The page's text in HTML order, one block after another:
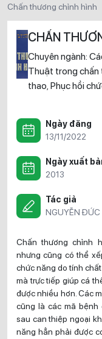
chấn thương chỉnh hình
CHẤN
Chuyên ngành:
Thuật trong chấn
thao Phục hồi
Ngày đăng
13/11/2022
Ngày xuất
2013
Tác giả
NGUYỄN ĐỨC
Chấn thương chỉnh
nhưng cũng có thể
chức năng do tính
mà trực tiếp giúp cá
được nhiều hơn. Các
cũng là các mã bệnh
sau can thiệp ngoại
năng hẳn phải được